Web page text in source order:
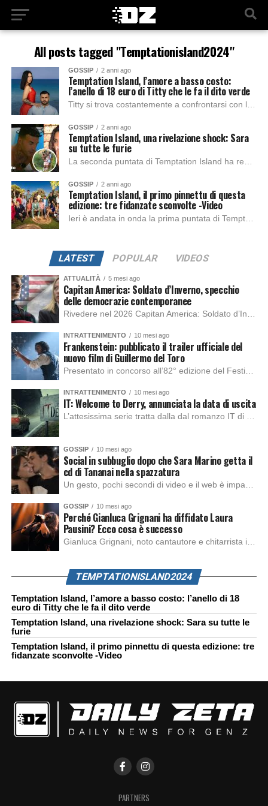
All posts tagged "Temptationisland2024"
GOSSIP 2 anni ago
Temptation Island, l’amore a basso costo:
l’anello di 18 euro di Titty che le fa il dito verde
GOSSIP 2 anni ago
Temptation Island, una rivelazione shock: Sara
su tutte le furie
GOSSIP 2 anni ago
Temptation Island, il primo pinnettu di questa
edizione: tre fidanzate sconvolte -Video
Ieri è andata in onda la prima puntata di Temptation Island e, come sempre, i colpi di scena non sono mancati sin dall’inizio. Dopo il primo...
LATEST POPULAR VIDEOS
ATTUALITÀ 5 mesi ago
Capitan America: Soldato d’Inverno, specchio
delle democrazie contemporanee
INTRATTENIMENTO 10 mesi ago
Frankenstein: pubblicato il trailer ufficiale del
nuovo film di Guillermo del Toro
INTRATTENIMENTO 10 mesi ago
IT: Welcome to Derry, annunciata la data di uscita
GOSSIP 10 mesi ago
Social in subbuglio dopo che Sara Marino getta il
cd di Tananai nella spazzatura
GOSSIP 10 mesi ago
Perché Gianluca Grignani ha diffidato Laura
Pausini? Ecco cosa è successo
TEMPTATIONISLAND2024
Temptation Island, l’amore a basso costo: l’anello di 18
euro di Titty che le fa il dito verde
Temptation Island, una rivelazione shock: Sara su tutte le
furie
Temptation Island, il primo pinnettu di questa edizione: tre
fidanzate sconvolte -Video
PARTNERS